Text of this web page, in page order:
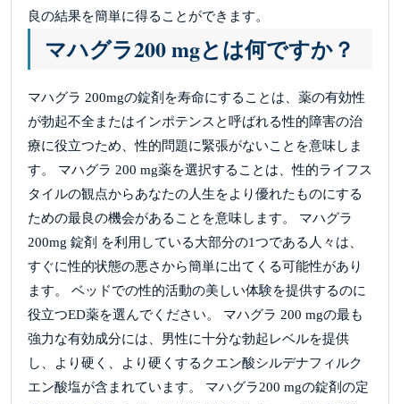
良の結果を簡単に得ることができます。
マハグラ200 mgとは何ですか？
マハグラ 200mgの錠剤を寿命にすることは、薬の有効性
が勃起不全またはインポテンスと呼ばれる性的障害の治
療に役立つため、性的問題に緊張がないことを意味しま
す。 マハグラ 200 mg薬を選択することは、性的ライフス
タイルの観点からあなたの人生をより優れたものにする
ための最良の機会があることを意味します。 マハグラ
200mg 錠剤 を利用している大部分の1つである人々は、
すぐに性的状態の悪さから簡単に出てくる可能性があり
ます。 ベッドでの性的活動の美しい体験を提供するのに
役立つED薬を選んでください。 マハグラ 200 mgの最も
強力な有効成分には、男性に十分な勃起レベルを提供
し、より硬く、より硬くするクエン酸シルデナフィルク
エン酸塩が含まれています。 マハグラ200 mgの錠剤の定